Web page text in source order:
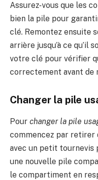
Assurez-vous que les
bien la pile pour
clé. Remontez ensuite
arrière jusqu’à ce qu’il
votre clé pour vérifier
correctement avant de
Changer la pile
Pour changer la pile
commencez par retirer
avec un petit tournevis
une nouvelle pile
le compartiment en